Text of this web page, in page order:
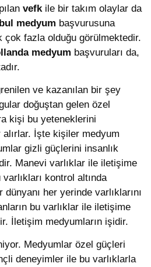
vefk ile bir takım olaylar da
medyum başvurusuna
çok fazla olduğu görülmektedir.
medyum başvuruları da,
ve kazanılan bir şey
doğuştan gelen özel
kişi bu yeteneklerini
İşte kişiler medyum
gizli güçlerini insanlık
Manevi varlıklar ile iletişime
kontrol altında
her yerinde varlıklarını
bu varlıklar ile iletişime
İletişim medyumların işidir.
Medyumlar özel güçleri
deneyimler ile bu varlıklarla